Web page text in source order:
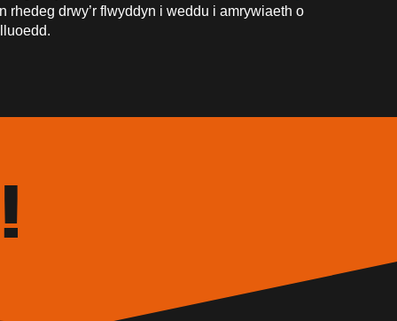
rhedeg drwy’r flwyddyn i weddu i amrywiaeth o